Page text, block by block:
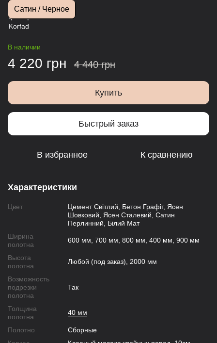
Сатин / Черное
В наличии
4 220 грн 4 440 грн
Купить
Быстрый заказ
В избранное К сравнению
Характеристики
Цвет
Цемент Світлий, Бетон Графіт, Ясен
Шовковий, Ясен Сталевий, Сатин
Перлинний, Білий Мат
Ширина
полотна
600 мм, 700 мм, 800 мм, 400 мм, 900 мм
Высота
полотна
Любой (под заказ), 2000 мм
Возможность
подрезки
полотна
Так
Толщина
полотна
40 мм
Полотно
Сборные